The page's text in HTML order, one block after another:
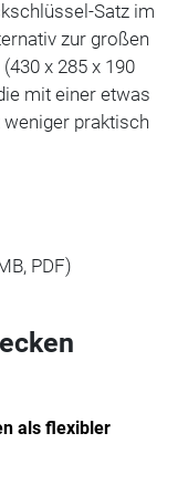
Satz im
zur großen
x 285 x 190
mit einer etwas
praktisch
PDF)
als flexibler